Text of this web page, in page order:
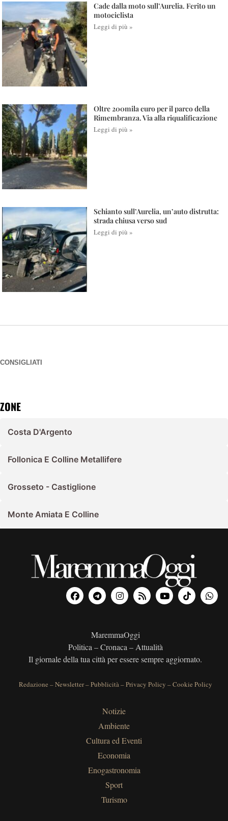
Cade dalla moto sull’Aurelia. Ferito un
motociclista
Leggi di più »
Oltre 200mila euro per il parco della
Rimembranza. Via alla riqualificazione
Leggi di più »
Schianto sull’Aurelia, un’auto distrutta:
strada chiusa verso sud
Leggi di più »
CONSIGLIATI
ZONE
Costa D'Argento
Follonica E Colline Metallifere
Grosseto - Castiglione
Monte Amiata E Colline
MaremmaOggi
Politica – Cronaca – Attualità
Il giornale della tua città per essere sempre aggiornato.
Redazione –Newsletter–Pubblicità–Privacy Policy –Cookie Policy
Notizie
Ambiente
Cultura ed Eventi
Economia
Enogastronomia
Sport
Turismo